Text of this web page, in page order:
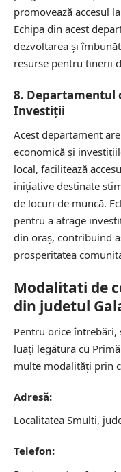
promovează accesul
Echipa din acest
dezvoltarea și
resurse pentru tinerii
8. Departamentul
Investiții
Acest departament
economică și
local, facilitează
inițiative destinate
de locuri de muncă.
pentru a atrage
din oraș, contribuind
prosperitatea
Modalitati de
din judetul
Pentru orice întrebări,
luați legătura cu
multe modalități prin
Adresă:
Localitatea Smulti,
Telefon: